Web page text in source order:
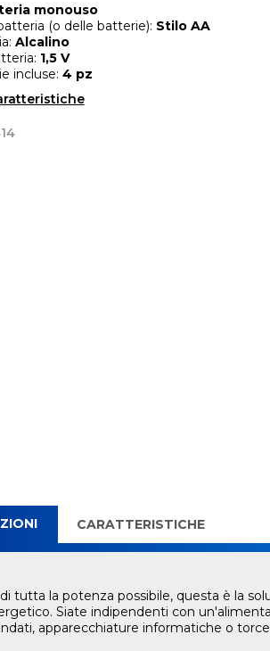
monouso
(o delle batterie): Stilo AA
Alcalino
1,5 V
incluse: 4 pz
CARATTERISTICHE
tutta la potenza possibile, questa è la
Siate indipendenti con
apparecchiature informatiche o